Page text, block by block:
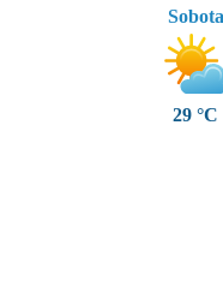
Sobota
29 °C